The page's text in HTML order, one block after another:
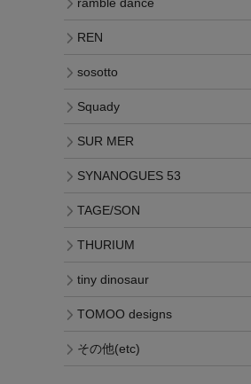
REN
sosotto
Squady
SUR MER
SYNANOGUES 53
TAGE/SON
THURIUM
tiny dinosaur
TOMOO designs
その他(etc)